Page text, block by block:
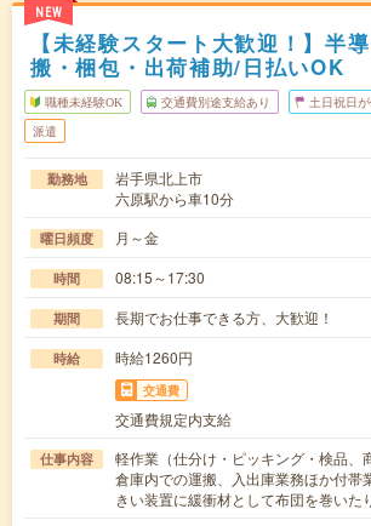
NEW
【未経験スタート大歓迎！】半
搬・梱包・出荷補助/日払いOK
職種未経験OK 交通費別途支給あり 土日祝日
派遣
勤務地
岩手県北上市
六原駅から車10分
曜日頻度 月～金
時間 08:15～17:30
期間 長期でお仕事できる方、大歓迎！
時給 時給1260円
交通費
交通費規定内支給
仕事内容
軽作業（仕分け・ピッキング・検品、
倉庫内での運搬、入出庫業務ほか付帯
きい装置に緩衝材として布団を巻い